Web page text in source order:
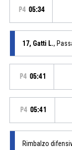
P4 05:34
17, Gatti L.,
P4 05:41
P4 05:41
Rimbalzo